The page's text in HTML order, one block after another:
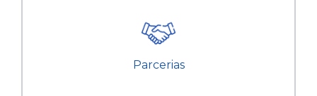
Parcerias